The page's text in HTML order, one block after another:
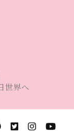
世界へ